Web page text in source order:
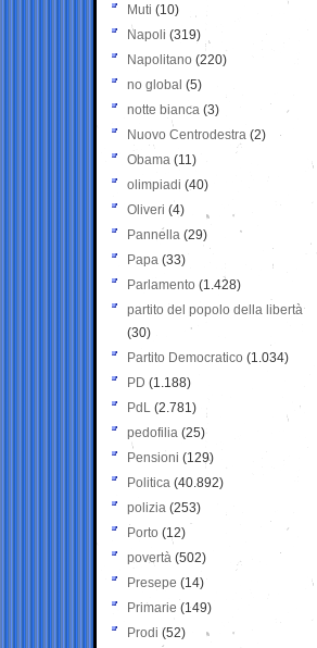
Muti (10)
Napoli (319)
Napolitano (220)
no global (5)
notte bianca (3)
Nuovo Centrodestra (2)
Obama (11)
olimpiadi (40)
Oliveri (4)
Pannella (29)
Papa (33)
Parlamento (1.428)
partito del popolo della libertà
(30)
Partito Democratico (1.034)
PD (1.188)
PdL (2.781)
pedofilia (25)
Pensioni (129)
Politica (40.892)
polizia (253)
Porto (12)
povertà (502)
Presepe (14)
Primarie (149)
Prodi (52)